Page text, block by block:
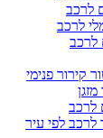
לרכב
לרכב
לרכב
קירור פנימי
לרכב
לרכב לפי עיר